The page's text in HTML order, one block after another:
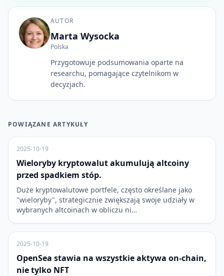
AUTOR
Marta Wysocka
Polska
Przygotowuje podsumowania oparte na
researchu, pomagające czytelnikom w
decyzjach.
POWIĄZANE ARTYKUŁY
2025-10-19
Wieloryby kryptowalut akumulują altcoiny
przed spadkiem stóp.
Duże kryptowalutowe portfele, często określane jako
"wieloryby", strategicznie zwiększają swoje udziały w
wybranych altcoinach w obliczu ni…
2025-10-19
OpenSea stawia na wszystkie aktywa on-chain,
nie tylko NFT